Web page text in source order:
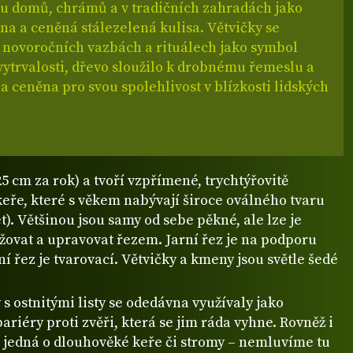
domů, chrámů a v tradičních zahradách jako
a ceněná stálezelená kulisa. Větvičky se
vazbách a rituálech jako symbol
dřevo sloužilo k drobnému řemeslu a
ceněna pro svou spolehlivost v blízkosti lidských
cm za rok) a tvoří vzpřímené, trychtýřovitě
které s věkem nabývají široce oválného tvaru
Většinou jsou samy od sebe pěkné, ale lze je
a upravovat řezem. Jarní řez je na podporu
řez je tvarovací. Větvičky a kmeny jsou světle šedé
s ostnitými listy se odedávna využívaly jako
proti zvěři, která se jim ráda vyhne. Rovněž i
jedná o dlouhověké keře či stromy – nemluvíme tu